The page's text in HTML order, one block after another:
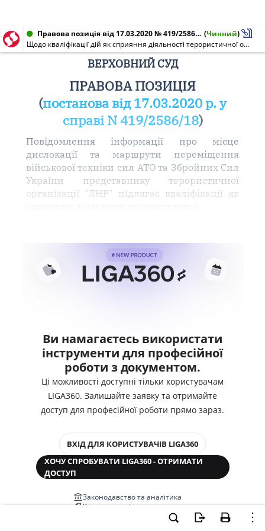
Правова позиція від 17.03.2020 № 419/2586/18 (Чинний)
Щодо кваліфікації дій як сприяння діяльності терористичної організації
ВЕРХОВНИЙ СУД
ПРАВОВА ПОЗИЦІЯ
(постанова від 17.03.2020 р. у
справі N 419/2586/18)
Повідомлення інформації про місце
дислокації та маршрути переміщення
військової техніки сил АТО та Збройних Сил
України представнику терористичної
організації "ЛНР" підлягає кваліфікації як
Ви намагаєтесь використати
інструменти для професійної
роботи з документом.
Ці можливості доступні тільки користувачам
LIGA360. Залишайте заявку та отримайте
доступ для професійної роботи прямо зараз.
ВХІД ДЛЯ КОРИСТУВАЧІВ LIGA360
ХОЧУ СПРОБУВАТИ LIGA360 - ОТРИМАТИ
ДОСТУП
Законодавство та аналітика
Корпоративні документи
Перевірка компаній та персон